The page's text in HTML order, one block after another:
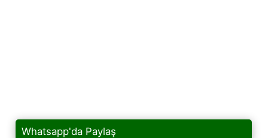
Whatsapp'da Paylaş